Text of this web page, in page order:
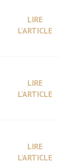
LIRE
L'ARTICLE
LIRE
L'ARTICLE
LIRE
L'ARTICLE